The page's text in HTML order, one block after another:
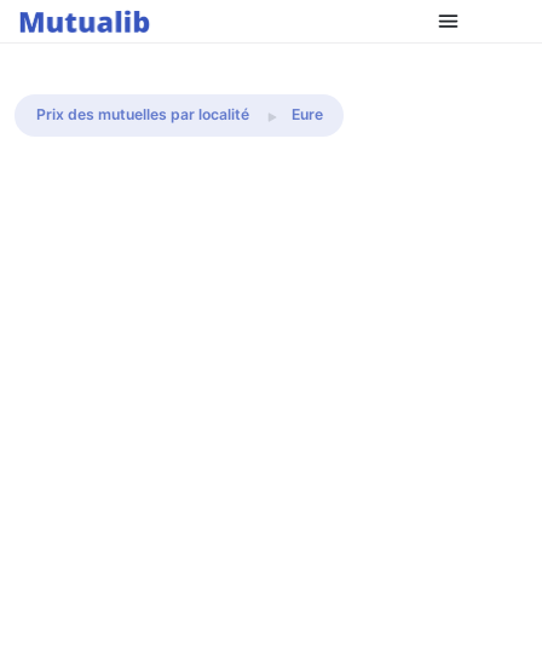
Comparer les mutuelles
Prix des mutuelles par localité Eure